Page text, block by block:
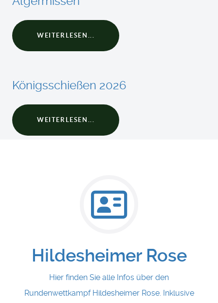
WEITERLESEN...
Königsschießen 2026
WEITERLESEN...
Hildesheimer Rose
Hier finden Sie alle Infos über den
Rundenwettkampf Hildesheimer Rose. Inklusive